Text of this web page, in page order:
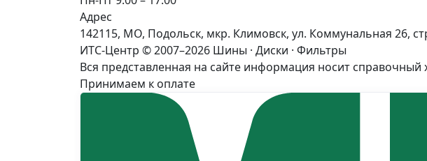
Адрес
142115, МО, Подольск, мкр. Климовск, ул. Коммунальная 26,
ИТС-Центр © 2007–2026 Шины · Диски · Фильтры
Вся представленная на сайте информация носит
Принимаем к оплате